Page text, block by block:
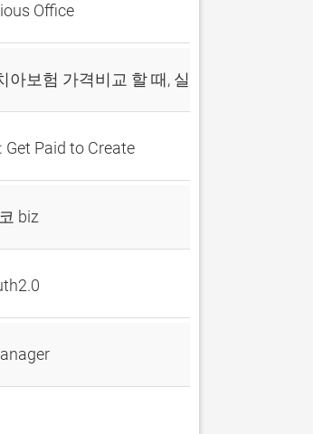
Office
아보험 가격비교 할 때, 실시간 비교견적 앱
Get Paid to Create
biz